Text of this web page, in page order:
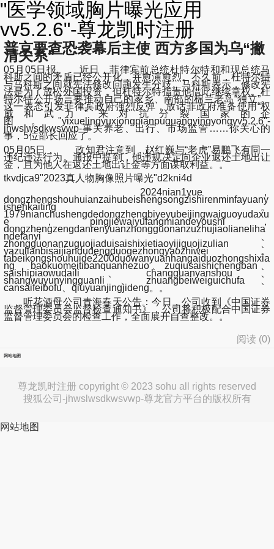
"医学领域胸片曝光应用
vv5.2.6"-尊龙凯时注册
普京要查恐袭幕后主使 西方多国为乌“撇
清关系”
05月05日报, 近日，菲律宾前总统杜特尔特和和现总统马
科斯之间的矛盾已经公开化，并愈演愈烈。不久前，杜特尔特
与马科斯之间就宪法修改问题发生分歧。马科斯表示，修改宪
法是为了放松外国投资，但杜特尔特指责他借此继续掌权。杜
特尔特公开扬言要推动自己的家乡、南部的棉兰老岛“独立”。
这一表态引发菲律宾政府强烈反弹，放话菲政府准备使用“权
威和武力”来对抗分裂国家的企
图。"yixuelingyuxiongpianpuguangyingyongvv5.2.6"-
jhwslwsdkwsvwp-事关养老、出行、市场监管……你关心的
事，5位部长回应了。
05月05日， 政知君注意到，赵红巍与“老虎”易鹏飞有同一
违纪违法行为。通报中提到，他违规决定向企业返还土地出让
金，且为他人在返还土地出让金等方面谋取利益。。
tkvdjca9"2023真人物胸像照片曝光"d2kni4d
2024nian1yue，
dongzhengshouhuianzaihubeishengsongzishirenminfayuany
ishenkaiting。
1979nianchushengdedongzhengbiyeyubeijingwaiguoyudaxu
e，pingjiewaiyufangmiandeyoushi，
dongzhengzengdanrenyuanzhongguonanzuzhujiaolianeliha
ndefanyi、
zhongguonanzuguojiaduisaishixietiaoyijiguojizulian、
yazulianbisaijiandudengduogezhongyaozhiwei。
tabeikongshouhuide2200duowanyuanhangaiduozhongshixia
ng，baokuomeitibanquanhezuo、zuqiusaishichengban、
saishipiaowudaili、changguanyanshou、
shangwuyunyingguanli、zhuangbeiweiguichufa、
cansaifeibofu、qiuyuanjingjideng。。
听花酒母公司青海春天公告：今日，公司收到《中国证券
监督管理委员会监督检查通知书》，公司将积极配合中国证券
监督管理委员会的检查工作，全面展开自查整改。。
阅读 (0)
网站地图
尊龙凯时注册 copyright © 2023 sohu all rights reserved
搜狐公司-jhwslwsdkwsvwp-尊龙官方平台的版权所有
网站地图